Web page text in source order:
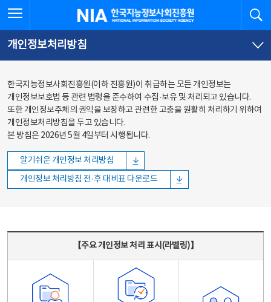
바로가기
바로가기
한국지능정보사회진흥원
개인정보처리방침
한국지능정보사회진흥원(이하 진흥원)이 취급하는 모든 개인정보는
개인정보보호법 등 관련 법령을 준수하여 수집·보유 및 처리되고 있습니다.
또한 개인정보주체의 권익을 보장하고 관련한 고충을 원활히 처리하기 위하여
개인정보처리방침을 두고 있습니다.
본 방침은 2026년 5월 4일부터 시행됩니다.
알기쉬운 개인정보 처리방침
개인정보 처리방침 전·후 대비표 다운로드
【주요 개인정보 처리 표시(라벨링)】